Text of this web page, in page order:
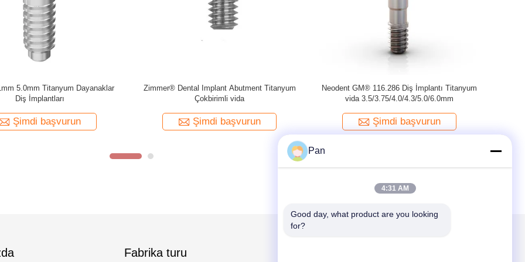
Angled Screw No.18 (LM235)
Dentsply Ankylosl® Balance Base
Şimdi başvurun
SIC® Dental Implant Abutment Titanium Multi
Unit Screw Fits Implant Bridge/Bar
Şimdi başvurun
Osstem® Dental Implant Abutment Titanium
Multi Unit Screw Fits Mini/Regular &
Şimdi başvurun
Fabrika turu
Pan
4:31 AM
Good day, what product are you looking
for?